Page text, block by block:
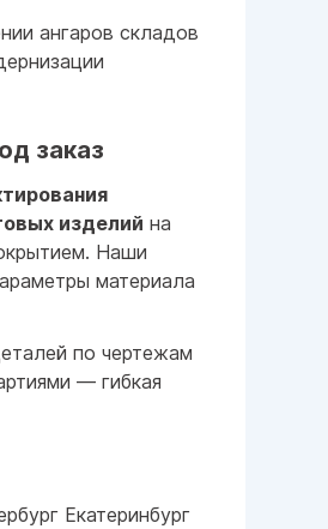
ангаров складов
заказ
изделий на
Наши
материала
по чертежам
— гибкая
Екатеринбург